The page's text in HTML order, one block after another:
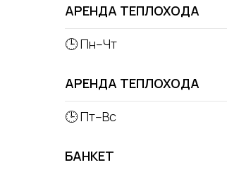
АРЕНДА ТЕПЛОХОДА
🕒 Пн–Чт
АРЕНДА ТЕПЛОХОДА
🕒 Пт–Вс
БАНКЕТ